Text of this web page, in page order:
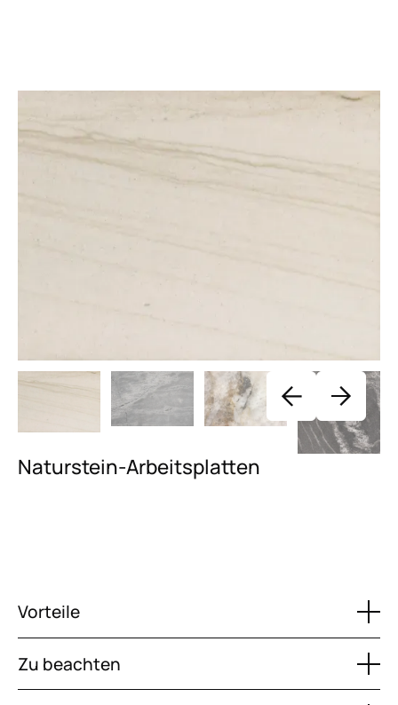
Naturstein-Arbeitsplatten
Vorteile
Zu beachten